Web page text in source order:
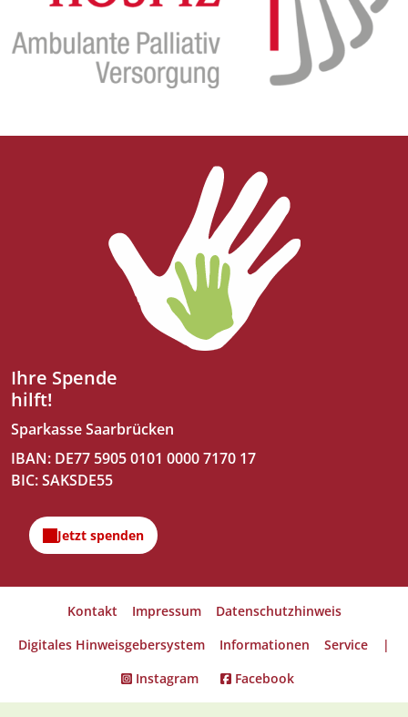
Ihre Spende
hilft!
Sparkasse Saarbrücken
IBAN: DE77 5905 0101 0000 7170 17
BIC: SAKSDE55
Kontakt Impressum
Datenschutzhinweis
Digitales Hinweisgebersystem
Informationen Service
|
Instagram
Facebook